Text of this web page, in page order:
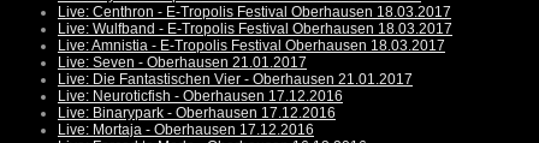
Live: Centhron - E-Tropolis Festival Oberhausen 18.03.2017
Live: Wulfband - E-Tropolis Festival Oberhausen 18.03.2017
Live: Amnistia - E-Tropolis Festival Oberhausen 18.03.2017
Live: Seven - Oberhausen 21.01.2017
Live: Die Fantastischen Vier - Oberhausen 21.01.2017
Live: Neuroticfish - Oberhausen 17.12.2016
Live: Binarypark - Oberhausen 17.12.2016
Live: Mortaja - Oberhausen 17.12.2016